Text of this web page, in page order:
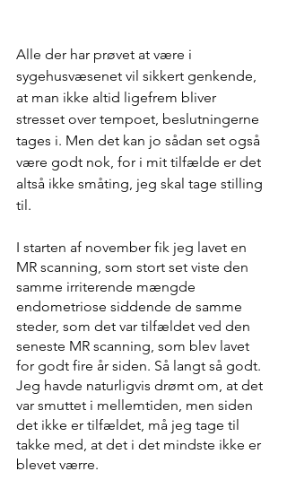
Alle der har prøvet at være i
sygehusvæsenet vil sikkert genkende,
at man ikke altid ligefrem bliver
stresset over tempoet, beslutningerne
tages i. Men det kan jo sådan set også
være godt nok, for i mit tilfælde er det
altså ikke småting, jeg skal tage stilling
til.
I starten af november fik jeg lavet en
MR scanning, som stort set viste den
samme irriterende mængde
endometriose siddende de samme
steder, som det var tilfældet ved den
seneste MR scanning, som blev lavet
for godt fire år siden. Så langt så godt.
Jeg havde naturligvis drømt om, at det
var smuttet i mellemtiden, men siden
det ikke er tilfældet, må jeg tage til
takke med, at det i det mindste ikke er
blevet værre.